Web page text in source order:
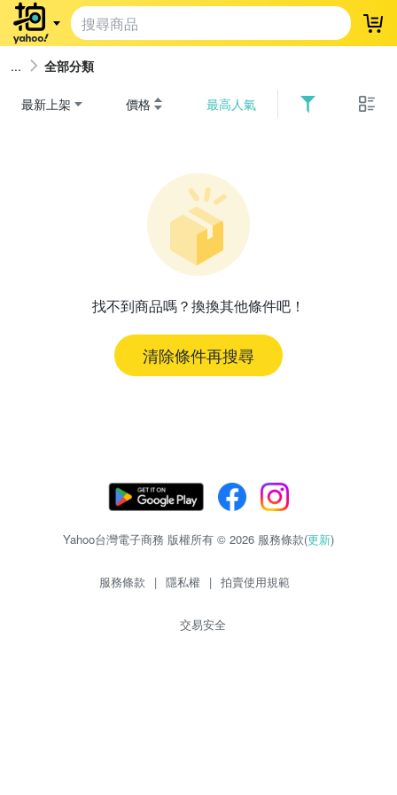
登
全部分類
最新上架 價格 最高人氣
找不到商品嗎？換換其他條件吧！
清除條件再搜尋
Yahoo台灣電子商務 版權所有 © 2026 服務條款(更新)
服務條款 | 隱私權 | 拍賣使用規範
交易安全